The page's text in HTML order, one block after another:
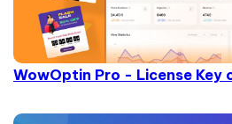
WowOptin Pro - License Key